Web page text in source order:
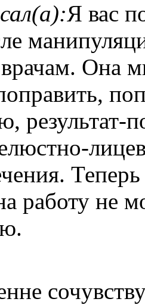
Я вас
Она
результат-
работу не